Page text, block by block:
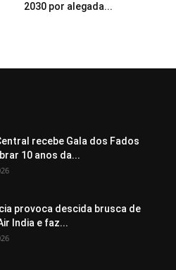
2030 por alegada...
recebe Gala dos Fados
10 anos da...
provoca descida brusca de
India e faz...